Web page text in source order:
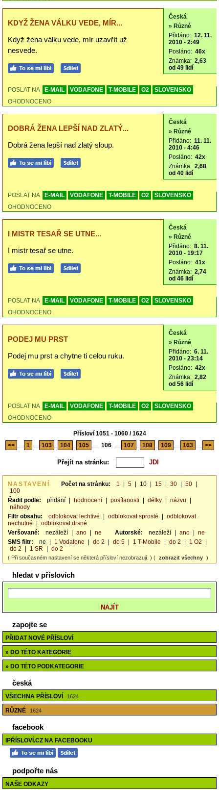
KDYŽ ŽENA VÁLKU VEDE, MÍR...
Když žena válku vede, mír uzavřít už
nesvede.
Česká
» Různé
Přidáno: 12. 11.
2010 - 2:49
Posláno: 46x
Známka: 2,63
od 49 lidí
POSLAT NA E-MAIL VODAFONE T-MOBILE O2
SLOVENSKO
OHODNOCENO
DOBRÁ ŽENA LEPŠÍ NAD ZLATÝ...
Dobrá žena lepší nad zlatý sloup.
Česká
» Různé
Přidáno: 11. 11.
2010 - 4:46
Posláno: 42x
Známka: 2,68
od 40 lidí
POSLAT NA E-MAIL VODAFONE T-MOBILE O2
SLOVENSKO
OHODNOCENO
I MISTR TESAŘ SE UTNE...
I mistr tesař se utne.
Česká
» Různé
Přidáno: 8. 11.
2010 - 19:17
Posláno: 41x
Známka: 2,74
od 46 lidí
POSLAT NA E-MAIL VODAFONE T-MOBILE O2
SLOVENSKO
OHODNOCENO
PODEJ MU PRST
Podej mu prst a chytne ti celou ruku.
Česká
» Různé
Přidáno: 6. 11.
2010 - 23:14
Posláno: 42x
Známka: 2,82
od 56 lidí
POSLAT NA E-MAIL VODAFONE T-MOBILE O2
SLOVENSKO
OHODNOCENO
Přísloví 1051 - 1060 / 1624
<<
1 103 104 105 106 107 108 109 163 >>
Přejít na stránku:
NASTAVENÍ Počet na stránku: 1 5 10 15 30 50
100
Řadit podle:
přidání hodnocení posílanosti délky názvu
náhody
Filtr obsahu:
odblokovat lechtivé odblokovat sprosté
odblokovat
nechutné
odblokovat drsné
Veršované:
nezáleží ano ne Autorské: nezáleží ano
ne
SMS filtr:
ne 1 Vodafone do 2 do 5 1 T-Mobile do 2 1 O2
do 2
1 SR do 2
( Při současném nastavení se některá přísloví nezobrazují. ) ( zobrazit všechny )
hledat v příslovích
zapojte se
PŘIDAT NOVÉ PŘÍSLOVÍ
» DO TÉTO KATEGORIE
» DO TÉTO PODKATEGORIE
česká
VŠECHNA PŘÍSLOVÍ 1624
RŮZNÉ 1624
facebook
IPŘÍSLOVÍ.CZ NA FACEBOOKU
podpořte nás
NAŠE ODKAZY